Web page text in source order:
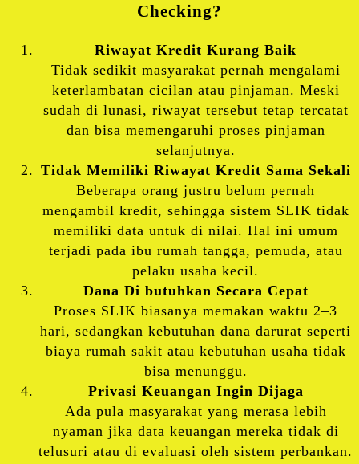
Checking?
Riwayat Kredit Kurang Baik
Tidak sedikit masyarakat pernah mengalami
keterlambatan cicilan atau pinjaman. Meski
sudah di lunasi, riwayat tersebut tetap tercatat
dan bisa memengaruhi proses pinjaman
selanjutnya.
Tidak Memiliki Riwayat Kredit Sama Sekali
Beberapa orang justru belum pernah
mengambil kredit, sehingga sistem SLIK tidak
memiliki data untuk di nilai. Hal ini umum
terjadi pada ibu rumah tangga, pemuda, atau
pelaku usaha kecil.
Dana Di butuhkan Secara Cepat
Proses SLIK biasanya memakan waktu 2–3
hari, sedangkan kebutuhan dana darurat seperti
biaya rumah sakit atau kebutuhan usaha tidak
bisa menunggu.
Privasi Keuangan Ingin Dijaga
Ada pula masyarakat yang merasa lebih
nyaman jika data keuangan mereka tidak di
telusuri atau di evaluasi oleh sistem perbankan.